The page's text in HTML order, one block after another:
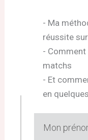
- Ma
réussite
-
matchs
- Et
en